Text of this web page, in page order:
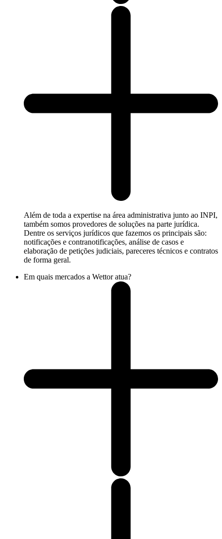
Além de toda a expertise na área administrativa junto ao INPI,
também somos provedores de soluções na parte jurídica.
Dentre os serviços jurídicos que fazemos os principais são:
notificações e contranotificações, análise de casos e
elaboração de petições judiciais, pareceres técnicos e contratos
de forma geral.
Em quais mercados a Wettor atua?